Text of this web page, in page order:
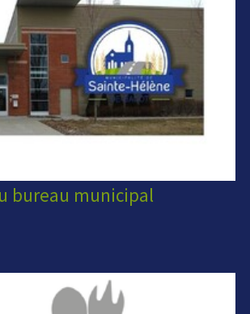
bureau municipal